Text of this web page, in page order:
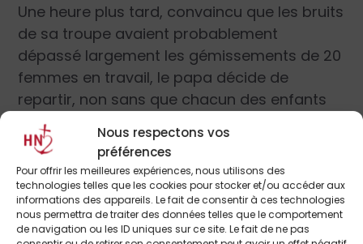
Nous respectons vos
préférences
Pour offrir les meilleures expériences, nous utilisons des
technologies telles que les cookies pour stocker et/ou accéder aux
informations des appareils. Le fait de consentir à ces technologies
nous permettra de traiter des données telles que le comportement
de navigation ou les ID uniques sur ce site. Le fait de ne pas
Une heure plus tard, convaincu que les bruits
de sa troupe avaient probablement
dépassé largement les gémissements de 20
femmes en travail, le papa décide de
repartir, non sans que chacun des enfants
aille embrasser leur maman et lui disant :
Merci pour mon petit frère.
Le Kamikaze catholique
Ce papa et cette maman, bien ordinaires, ne